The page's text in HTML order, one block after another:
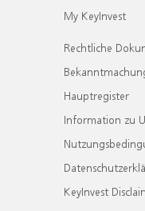
My KeyInvest
Rechtliche
Hauptregister
Information zu
KeyInvest